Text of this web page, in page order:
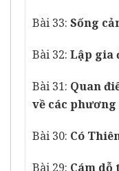
Bài 33: Sống
Bài 32: Lập gia
Bài 31: Quan
về các
Bài 30: Có
Bài 29: Cám dỗ